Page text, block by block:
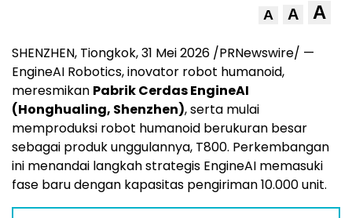
A A A
SHENZHEN, Tiongkok, 31 Mei 2026 /PRNewswire/ —
EngineAI Robotics, inovator robot humanoid,
meresmikan Pabrik Cerdas EngineAI
(Honghualing, Shenzhen), serta mulai
memproduksi robot humanoid berukuran besar
sebagai produk unggulannya, T800. Perkembangan
ini menandai langkah strategis EngineAI memasuki
fase baru dengan kapasitas pengiriman 10.000 unit.